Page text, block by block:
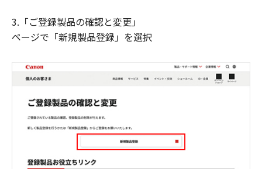
3.「ご登録製品の確認と変更」
ページで「新規製品登録」を選択